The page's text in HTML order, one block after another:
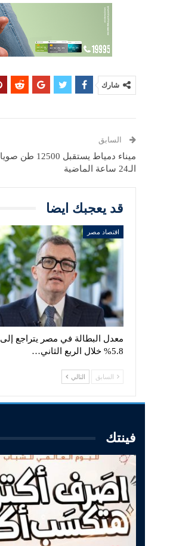
شارك
السابق
الـ24 ساعة الماضية
قد يعجبك ايضا
اقتصاد مصر
معدل البطالة في مصر يتراجع إلى
5.8% خلال الربع الثاني…
السابق التالي
فينتك